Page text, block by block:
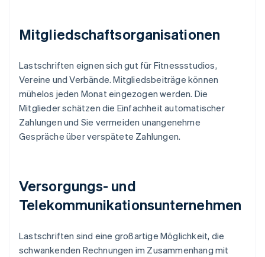
Mitgliedschaftsorganisationen
Lastschriften eignen sich gut für Fitnessstudios,
Vereine und Verbände. Mitgliedsbeiträge können
mühelos jeden Monat eingezogen werden. Die
Mitglieder schätzen die Einfachheit automatischer
Zahlungen und Sie vermeiden unangenehme
Gespräche über verspätete Zahlungen.
Versorgungs- und
Telekommunikationsunternehmen
Lastschriften sind eine großartige Möglichkeit, die
schwankenden Rechnungen im Zusammenhang mit